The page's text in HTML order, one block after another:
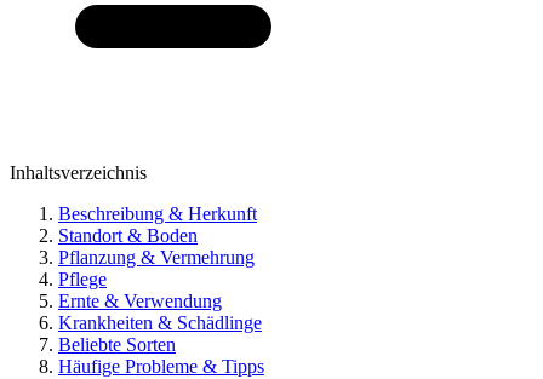
Inhaltsverzeichnis
Beschreibung & Herkunft
Standort & Boden
Pflanzung & Vermehrung
Pflege
Ernte & Verwendung
Krankheiten & Schädlinge
Beliebte Sorten
Häufige Probleme & Tipps